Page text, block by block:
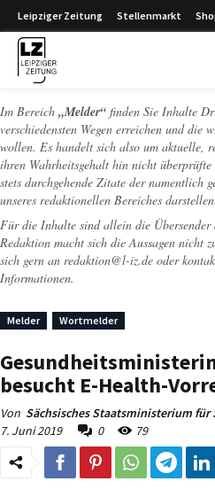
Leipziger Zeitung Stellenmarkt
Im Bereich „Melder“ finden Sie Inhalte
verschiedensten Wegen erreichen und die
wollen. Es handelt sich also um aktuelle,
ihren Wahrheitsgehalt hin nicht
stets durchgehende Zitate der namentlich
unseres redaktionellen Bereiches darstellen.
Für die Inhalte sind allein die
Redaktion macht sich die Aussagen nicht
sich gern an redaktion@l-iz.de oder
Informationen.
Melder Wortmelder
besucht E-Health-
Von Sächsisches Staatsministerium
7. Juni 2019
0 79